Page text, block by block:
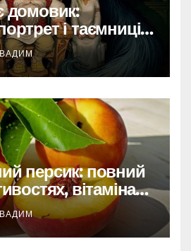
домовик:
і таємниці
ВАДИМ
персик: повний
вітамінах і
ВАДИМ